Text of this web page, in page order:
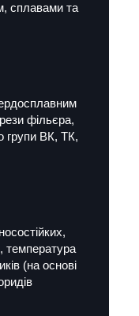
сплавами та
фільєра,
групи ВК, ТК,
температура
(на основі